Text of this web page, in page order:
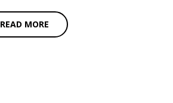
READ MORE